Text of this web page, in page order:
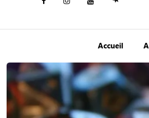
Accueil